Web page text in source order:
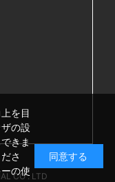
CO . LTD
を目
の設
きま
さ
の使
同意する